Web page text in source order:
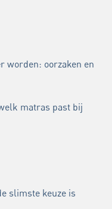
worden: oorzaken en
matras past bij
slimste keuze is